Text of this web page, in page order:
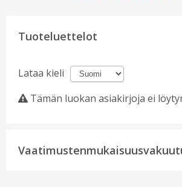
Tuoteluettelot
Lataa kieli
Tämän luokan asiakirjoja ei